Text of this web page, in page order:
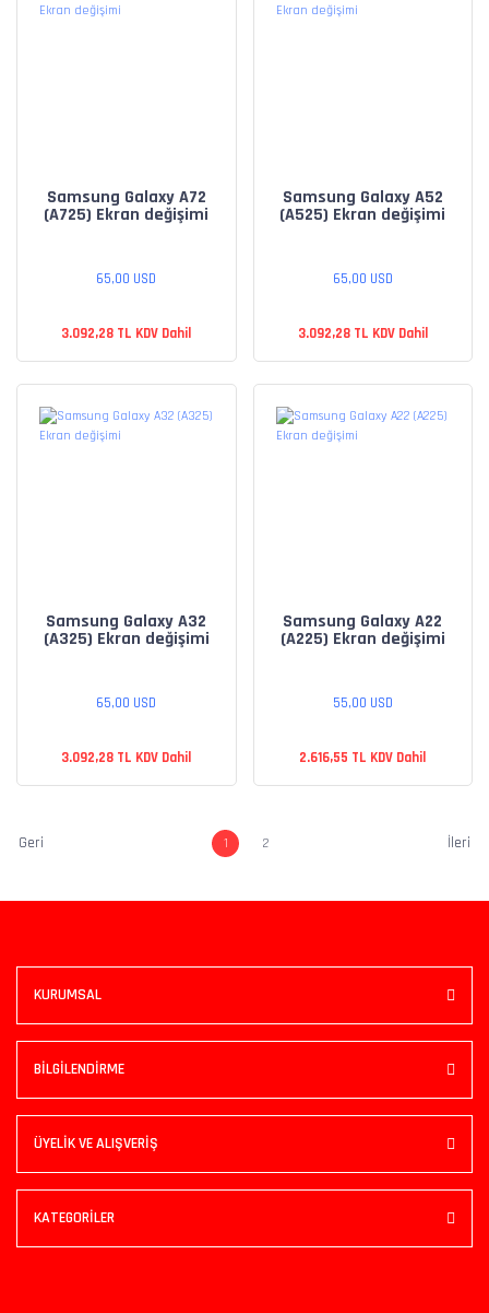
Samsung Galaxy A72
(A725) Ekran değişimi
65,00 USD
3.092,28 TL KDV Dahil
Samsung Galaxy A52
(A525) Ekran değişimi
65,00 USD
3.092,28 TL KDV Dahil
Samsung Galaxy A32
(A325) Ekran değişimi
65,00 USD
3.092,28 TL KDV Dahil
Samsung Galaxy A22
(A225) Ekran değişimi
55,00 USD
2.616,55 TL KDV Dahil
1 2
KURUMSAL
BİLGİLENDİRME
ÜYELİK VE ALIŞVERİŞ
KATEGORİLER